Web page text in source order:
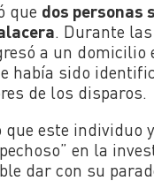
que dos personas
. Durante
a un domicilio
había sido
de los disparos.
que este individuo
en la
dar con su